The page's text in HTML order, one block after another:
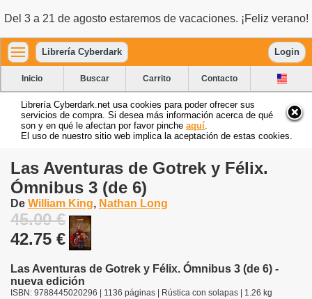
Del 3 a 21 de agosto estaremos de vacaciones. ¡Feliz verano!
Librería Cyberdark Login
Inicio Buscar Carrito Contacto
Librería Cyberdark.net usa cookies para poder ofrecer sus
servicios de compra. Si desea más información acerca de qué
son y en qué le afectan por favor pinche aquí
El uso de nuestro sitio web implica la aceptación de estas cookies.
Las Aventuras de Gotrek y Félix.
Ómnibus 3 (de 6)
De William King, Nathan Long
45.00 €
42.75 €
Las Aventuras de Gotrek y Félix. Ómnibus 3 (de 6) -
nueva edición
ISBN: 9788445020296 | 1136 páginas | Rústica con solapas | 1.26 kg